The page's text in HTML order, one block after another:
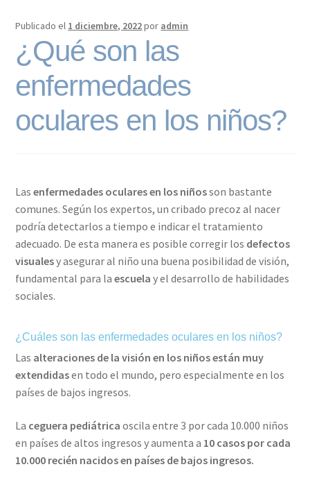
Publicado el 1 diciembre, 2022por admin
¿Qué son las
enfermedades
oculares en los niños?
Lasenfermedades oculares en los niñosson bastante
comunes. Según los expertos, un cribado precoz al nacer
podría detectarlos a tiempo e indicar el tratamiento
adecuado. De esta manera es posible corregir los defectos
visualesy asegurar al niño una buena posibilidad de visión,
fundamental para laescuela y el desarrollo de habilidades
sociales.
¿Cuáles son las enfermedades oculares en los niños?
Las alteraciones de la visión en los niños están muy
extendidasen todo el mundo, pero especialmente en los
países de bajos ingresos.
La ceguera pediátrica oscila entre 3 por cada 10.000 niños
en países de altos ingresos y aumenta a 10 casos por cada
10.000 recién nacidos en países de bajos ingresos.